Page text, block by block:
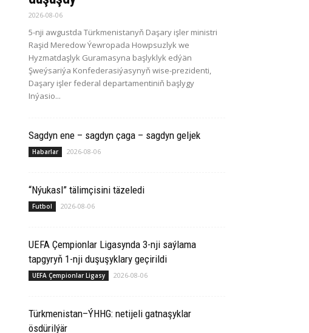
2026-08-06
5-nji awgustda Türkmenistanyň Daşary işler ministri
Raşid Meredow Ýewropada Howpsuzlyk we
Hyzmatdaşlyk Guramasyna başlyklyk edýän
Şweýsariýa Konfederasiýasynyň wise-prezidenti,
Daşary işler federal departamentiniň başlygy
Inýasio...
Sagdyn ene – sagdyn çaga – sagdyn geljek
Habarlar 2026-08-06
“Nýukasl” tälimçisini täzeledi
Futbol 2026-08-06
UEFA Çempionlar Ligasynda 3-nji saýlama
tapgyryň 1-nji duşuşyklary geçirildi
UEFA Çempionlar Ligasy 2026-08-06
Türkmenistan–ÝHHG: netijeli gatnaşyklar
ösdürilýär